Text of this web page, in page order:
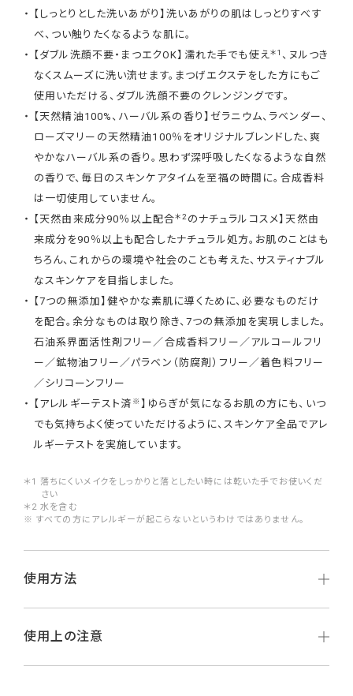
【しっとりとした洗いあがり】洗いあがりの肌はしっとりすべす
べ、つい触りたくなるような肌に。
【ダブル洗顔不要・まつエクOK】濡れた手でも使え＊1 、ヌルつき
なくスムーズに洗い流せます。まつげエクステをした方にもご
使用いただける、ダブル洗顔不要のクレンジングです。
【天然精油100%、ハーバル系の香り】ゼラニウム、ラベンダー、
ローズマリーの天然精油100％をオリジナルブレンドした、爽
やかなハーバル系の香り。思わず深呼吸したくなるような自然
の香りで、毎日のスキンケアタイムを至福の時間に。合成香料
は一切使用していません。
【天然由来成分90％以上配合＊2 のナチュラルコスメ】天然由
来成分を90％以上も配合したナチュラル処方。お肌のことはも
ちろん、これからの環境や社会のことも考えた、サスティナブル
なスキンケアを目指しました。
【7つの無添加】健やかな素肌に導くために、必要なものだけ
を配合。余分なものは取り除き、7つの無添加を実現しました。
石油系界面活性剤フリー／合成香料フリー／アルコールフリ
ー／鉱物油フリー／パラベン（防腐剤）フリー／着色料フリー
／シリコーンフリー
【アレルギーテスト済 ※】ゆらぎが気になるお肌の方にも、いつ
でも気持ちよく使っていただけるように、スキンケア全品でアレ
ルギーテストを実施しています。
＊1 落ちにくいメイクをしっかりと落としたい時には乾いた手でお使いくだ
さい
＊2 水を含む
※ すべての方にアレルギーが起こらないというわけではありません。
使用方法
使用上の注意